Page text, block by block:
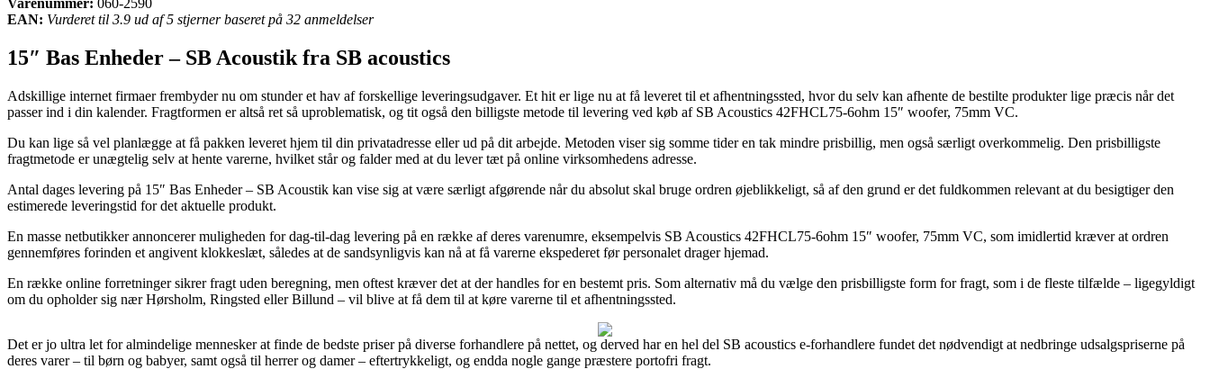
EAN: Vurderet til 3.9 ud af 5 stjerner baseret på 32 anmeldelser
15″ Bas Enheder – SB Acoustik fra SB acoustics
Adskillige internet firmaer frembyder nu om stunder et hav af forskellige leveringsudgaver. Et hit er lige nu at få leveret til et afhentningssted, hvor du selv kan afhente de bestilte produkter lige præcis når det
passer ind i din kalender. Fragtformen er altså ret så uproblematisk, og tit også den billigste metode til levering ved køb af SB Acoustics 42FHCL75-6ohm 15″ woofer, 75mm VC.
Du kan lige så vel planlægge at få pakken leveret hjem til din privatadresse eller ud på dit arbejde. Metoden viser sig somme tider en tak mindre prisbillig, men også særligt overkommelig. Den prisbilligste
fragtmetode er unægtelig selv at hente varerne, hvilket står og falder med at du lever tæt på online virksomhedens adresse.
Antal dages levering på 15″ Bas Enheder – SB Acoustik kan vise sig at være særligt afgørende når du absolut skal bruge ordren øjeblikkeligt, så af den grund er det fuldkommen relevant at du besigtiger den
estimerede leveringstid for det aktuelle produkt.
En masse netbutikker annoncerer muligheden for dag-til-dag levering på en række af deres varenumre, eksempelvis SB Acoustics 42FHCL75-6ohm 15″ woofer, 75mm VC, som imidlertid kræver at ordren
gennemføres forinden et angivent klokkeslæt, således at de sandsynligvis kan nå at få varerne ekspederet før personalet drager hjemad.
En række online forretninger sikrer fragt uden beregning, men oftest kræver det at der handles for en bestemt pris. Som alternativ må du vælge den prisbilligste form for fragt, som i de fleste tilfælde – ligegyldigt
om du opholder sig nær Hørsholm, Ringsted eller Billund – vil blive at få dem til at køre varerne til et afhentningssted.
Det er jo ultra let for almindelige mennesker at finde de bedste priser på diverse forhandlere på nettet, og derved har en hel del SB acoustics e-forhandlere fundet det nødvendigt at nedbringe udsalgspriserne på
deres varer – til børn og babyer, samt også til herrer og damer – eftertrykkeligt, og endda nogle gange præstere portofri fragt.